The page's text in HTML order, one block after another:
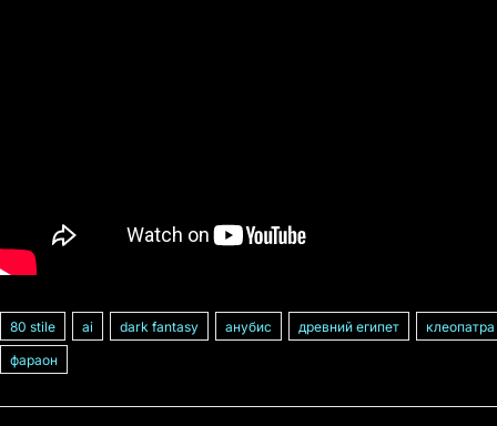
80 stile ai dark fantasy анубис древний египет клеопатра
фараон